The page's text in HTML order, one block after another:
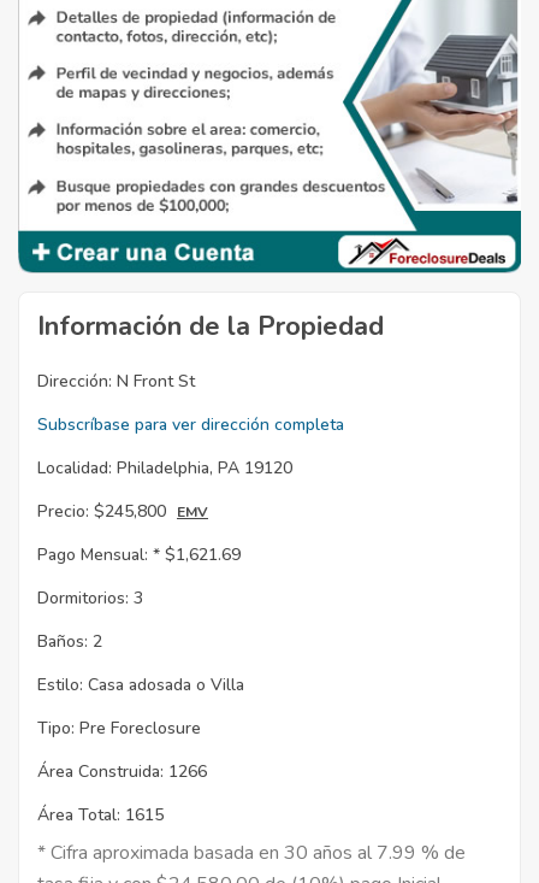
Información de la Propiedad
Dirección: N Front St
Subscríbase para ver dirección completa
Localidad: Philadelphia, PA 19120
Precio: $245,800 EMV
Pago Mensual: * $1,621.69
Dormitorios: 3
Baños: 2
Estilo: Casa adosada o Villa
Tipo: Pre Foreclosure
Área Construida: 1266
Área Total: 1615
* Cifra aproximada basada en 30 años al 7.99 % de